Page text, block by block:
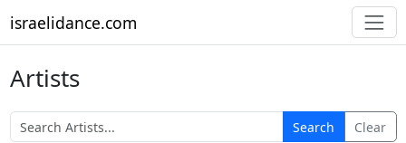
israelidance.com
Artists
Search Clear